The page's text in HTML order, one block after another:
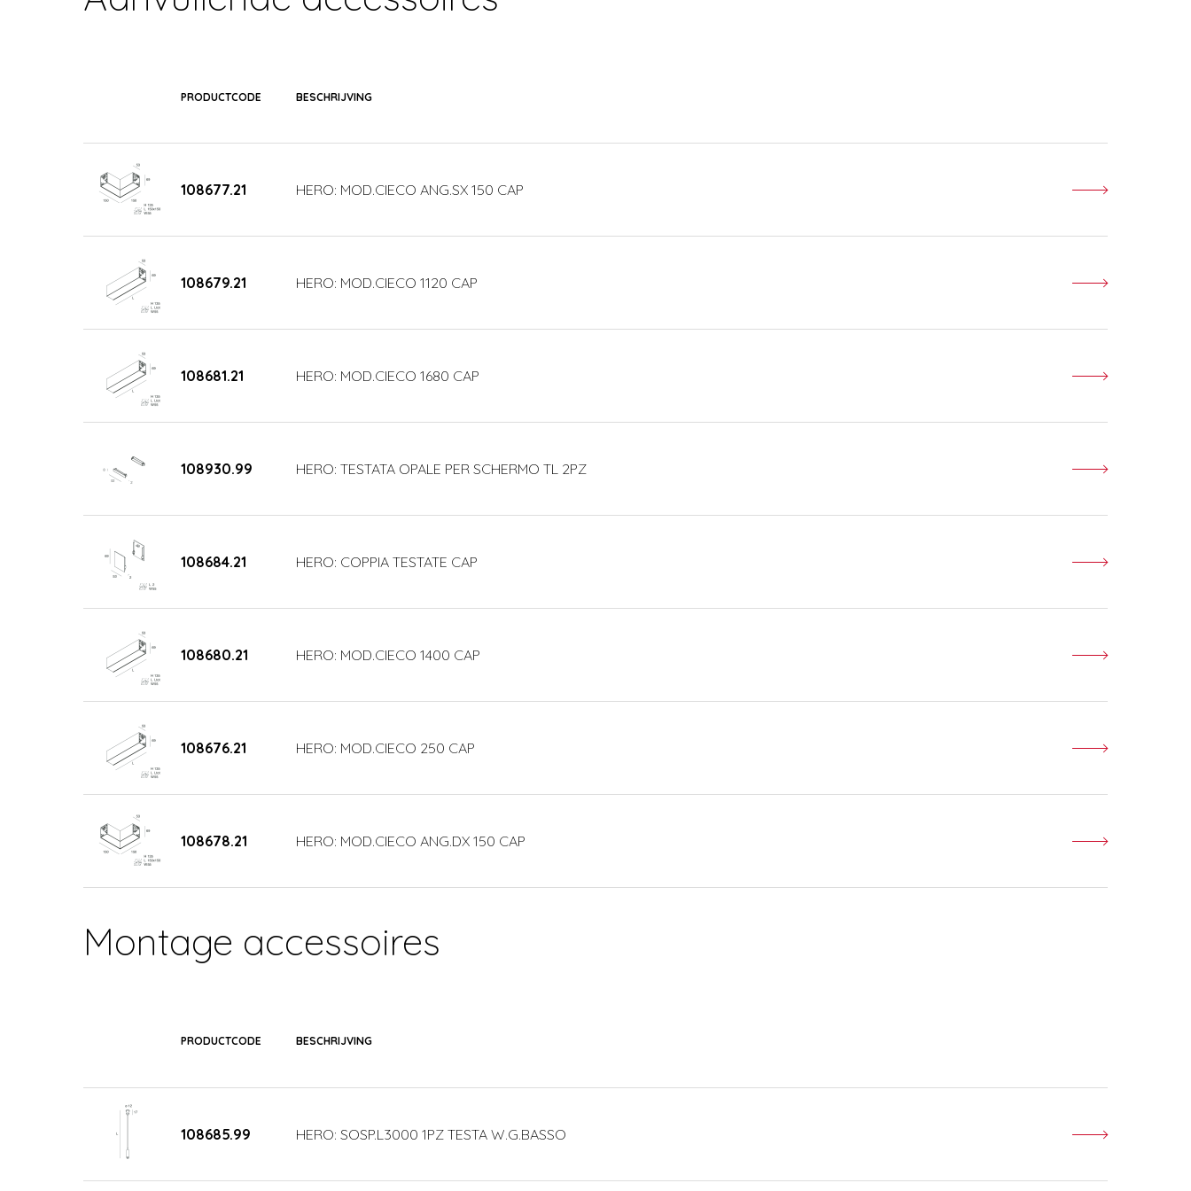
PRODUCTCODE BESCHRIJVING
108677.21 HERO: MOD.CIECO ANG.SX 150 CAP
108679.21 HERO: MOD.CIECO 1120 CAP
108681.21 HERO: MOD.CIECO 1680 CAP
108930.99 HERO: TESTATA OPALE PER SCHERMO TL 2PZ
108684.21 HERO: COPPIA TESTATE CAP
108680.21 HERO: MOD.CIECO 1400 CAP
108676.21 HERO: MOD.CIECO 250 CAP
108678.21 HERO: MOD.CIECO ANG.DX 150 CAP
Montage accessoires
PRODUCTCODE BESCHRIJVING
108685.99 HERO: SOSP.L3000 1PZ TESTA W.G.BASSO